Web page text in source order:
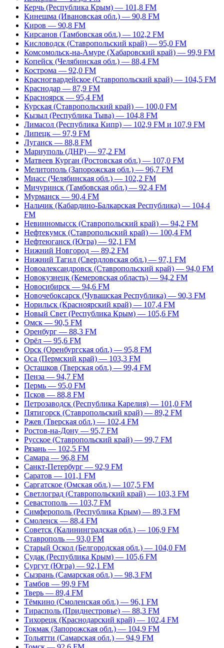
Керчь (Республика Крым) — 101,8 FM
Кинешма (Ивановская обл.) — 90,8 FM
Киров — 90,8 FM
Кирсанов (Тамбовская обл.) — 102,2 FM
Кисловодск (Ставропольский край) — 95,0 FM
Комсомольск-на-Амуре (Хабаровский край) — 99,9 FM
Копейск (Челябинская обл.) — 88,4 FM
Кострома — 92,0 FM
Красногвардейское (Ставропольский край) — 104,5 FM
Краснодар — 87,9 FM
Красноярск — 95,4 FM
Курская (Ставропольский край) — 100,0 FM
Кызыл (Республика Тыва) — 104,8 FM
Лимасол (Республика Кипр) — 102,9 FM и 107,9 FM
Липецк — 97,9 FM
Луганск — 88,8 FM
Мариуполь (ДНР) — 97,2 FM
Матвеев Курган (Ростовская обл.) — 107,0 FM
Мелитополь (Запорожская обл.) — 96,7 FM
Миасс (Челябинская обл.) — 102,2 FM
Мичуринск (Тамбовская обл.) — 92,4 FM
Мурманск — 90,4 FM
Нальчик (Кабардино-Балкарская Республика) — 104,4
FM
Невинномысск (Ставропольский край) — 94,2 FM
Нефтекумск (Ставропольский край) — 100,4 FM
Нефтеюганск (Югра) — 92,1 FM
Нижний Новгород — 89,2 FM
Нижний Тагил (Свердловская обл.) — 97,1 FM
Новоалександровск (Ставропольский край) — 94,0 FM
Новокузнецк (Кемеровская область) — 94,2 FM
Новосибирск — 94,6 FM
Новочебоксарск (Чувашская Республика) — 90,3 FM
Норильск (Красноярский край) — 107,4 FM
Новый Свет (Республика Крым) — 105,6 FM
Омск — 90,5 FM
Оренбург — 88,3 FM
Орёл — 95,6 FM
Орск (Оренбургская обл.) — 95,8 FM
Оса (Пермский край) — 103,3 FM
Осташков (Тверская обл.) — 99,4 FM
Пенза — 94,7 FM
Пермь — 95,0 FM
Псков — 88,8 FM
Петрозаводск (Республика Карелия) — 101,0 FM
Пятигорск (Ставропольский край) — 89,2 FM
Ржев (Тверская обл.) — 102,4 FM
Ростов-на-Дону — 95,7 FM
Русское (Ставропольский край) — 99,7 FM
Рязань — 102,5 FM
Самара — 96,8 FM
Санкт-Петербург — 92,9 FM
Саратов — 101,1 FM
Саргатское (Омская обл.) — 107,5 FM
Светлоград (Ставропольский край) — 103,3 FM
Севастополь — 103,7 FM
Симферополь (Республика Крым) — 89,3 FM
Смоленск — 88,4 FM
Советск (Калининградская обл.) — 106,9 FM
Ставрополь — 93,0 FM
Старый Оскол (Белгородская обл.) — 104,0 FM
Судак (Республика Крым) — 105,6 FM
Сургут (Югра) — 92,1 FM
Сызрань (Самарская обл.) — 98,3 FM
Тамбов — 99,9 FM
Тверь — 89,4 FM
Тёмкино (Смоленская обл.) — 96,1 FM
Тирасполь (Приднестровье) — 88,3 FM
Тихорецк (Краснодарский край) — 102,4 FM
Токмак (Запорожская обл.) — 104,9 FM
Тольятти (Самарская обл.) — 94,9 FM